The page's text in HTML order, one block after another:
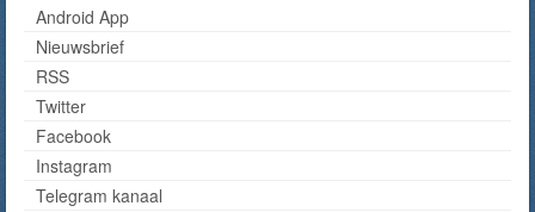
Android App
Nieuwsbrief
RSS
Twitter
Facebook
Instagram
Telegram kanaal